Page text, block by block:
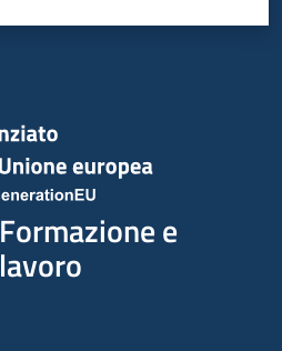
Formazione e
lavoro